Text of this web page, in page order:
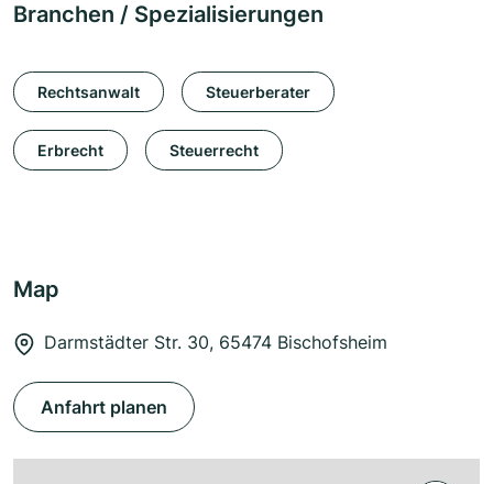
Branchen / Spezialisierungen
Rechtsanwalt Steuerberater
Erbrecht Steuerrecht
Map
Darmstädter Str. 30, 65474 Bischofsheim
Anfahrt planen